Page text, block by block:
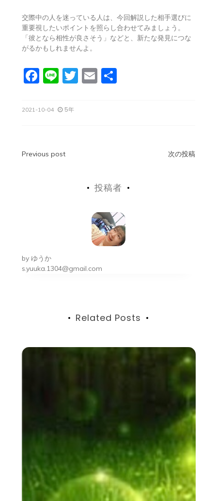
交際中の人を迷っている人は、今回解説した相手選びに
重要視したいポイントを照らし合わせてみましょう。
「彼となら相性が良さそう」などと、新たな発見につな
がるかもしれませんよ。
F
c
o
Li
e
T E 共
2021-10-04 5年
投
ー
シ
Previous post 次の投稿
投稿者
by ゆうか
s.yuuka.1304@gmail.com
Related Posts